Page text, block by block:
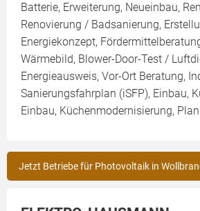
Batterie, Erweiterung, Neueinbau,
Renovierung / Badsanierung,
Energiekonzept,
Wärmebild, Blower-Door-Test /
Energieausweis, Vor-Ort Beratung,
Sanierungsfahrplan (iSFP), Einbau,
Einbau, Küchenmodernisierung,
Jetzt Betriebe für Photovoltaik in